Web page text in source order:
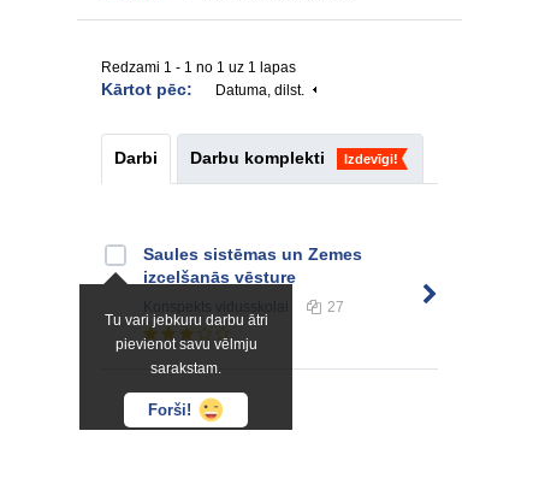
Redzami 1 - 1 no 1 uz 1 lapas
Kārtot pēc: Datuma, dilst.
Darbi Darbu komplekti Izdevīgi!
Tu vari jebkuru darbu ātri
pievienot savu vēlmju
sarakstam.
Forši!
Saules sistēmas un Zemes
izcelšanās vēsture
27